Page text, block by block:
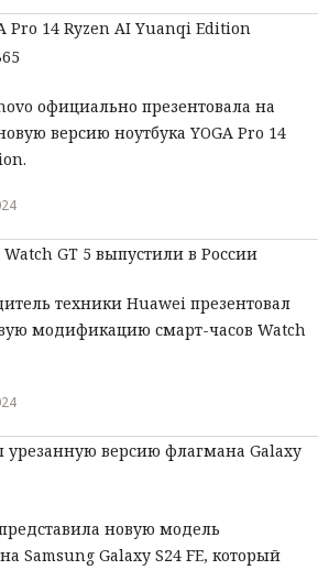
Pro 14 Ryzen AI Yuanqi Edition
официально презентовала на
версию ноутбука YOGA Pro 14
GT 5 выпустили в России
техники Huawei презентовал
модификацию смарт-часов Watch
урезанную версию флагмана Galaxy
новую модель
Samsung Galaxy S24 FE, который